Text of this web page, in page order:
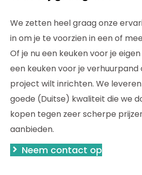
We zetten heel graag onze
in om je te voorzien in een of
Of je nu een keuken voor je
een keuken voor je verhuurpand
project wilt inrichten. We
goede (Duitse) kwaliteit die we
kopen tegen zeer scherpe
aanbieden.
Neem contact op